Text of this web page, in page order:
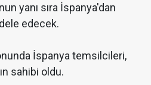
yanı sıra İspanya'dan
edecek.
İspanya temsilcileri,
sahibi oldu.